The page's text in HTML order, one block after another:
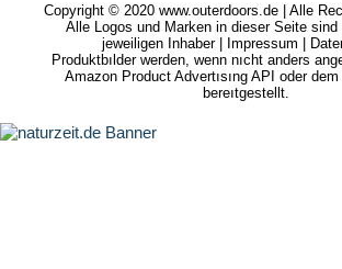
Copyright © 2020 www.outerdoors.de | Alle
Alle Logos und Marken in dieser Seite sind
jeweiligen Inhaber |
Impressum
Produktbılder werden, wenn nıcht anders
Amazon Product Advertısıng API oder
bereıtgestellt.